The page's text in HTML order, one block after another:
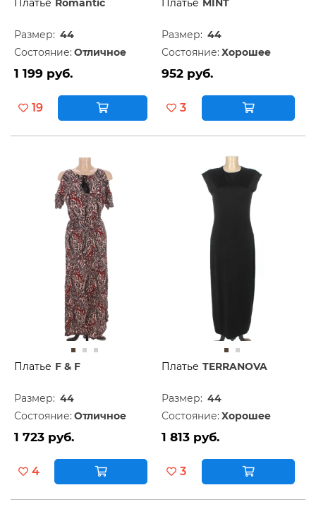
Платье Romantic
Размер: 44
Состояние: Отличное
1 199 руб.
19
Платье MINT
Размер: 44
Состояние: Хорошее
952 руб.
3
Платье F & F
Размер: 44
Состояние: Отличное
1 723 руб.
4
Платье TERRANOVA
Размер: 44
Состояние: Хорошее
1 813 руб.
3